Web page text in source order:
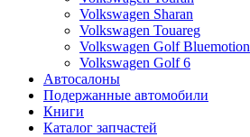
Volkswagen Sharan
Volkswagen Touareg
Volkswagen Golf Bluemotion
Volkswagen Golf 6
Автосалоны
Подержанные автомобили
Книги
Каталог запчастей